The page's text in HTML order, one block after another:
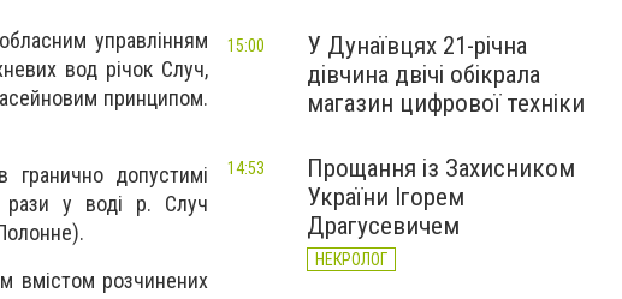
управлінням
вод річок Случ,
принципом.
допустимі
рази у воді р. Случ
вмістом розчинених
У Дунаївцях 21-річна
дівчина двічі обікрала
магазин цифрової техніки
15:00
Прощання із Захисником
України Ігорем
Драгусевичем
НЕКРОЛОГ
14:53